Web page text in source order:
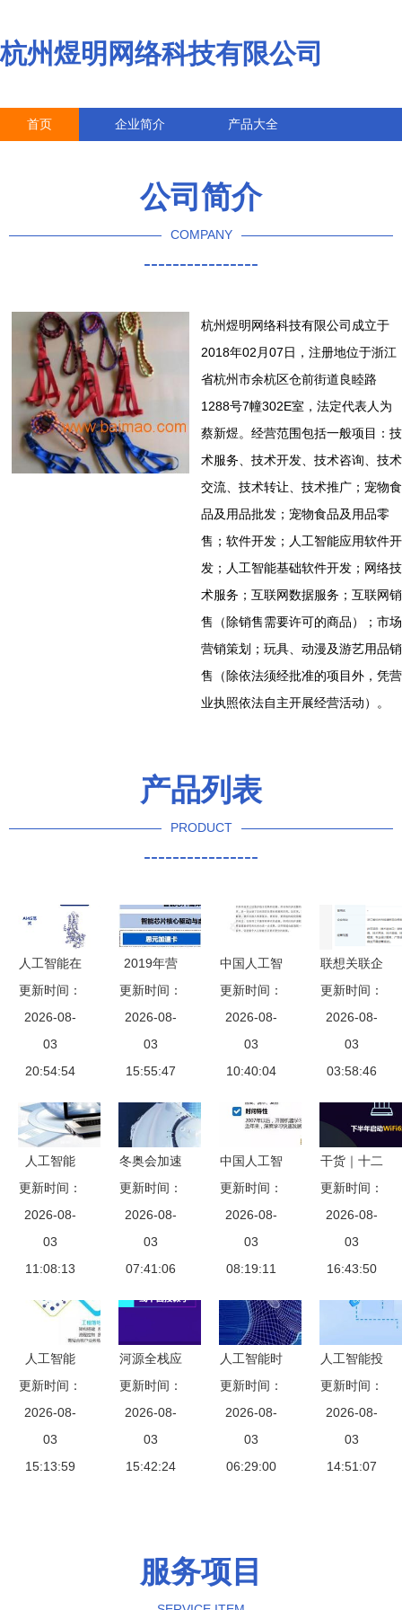
杭州煜明网络科技有限公司
首页 企业简介 产品大全
公司简介
COMPANY
----------------
杭州煜明网络科技有限公司成立于
2018年02月07日，注册地位于浙江
省杭州市余杭区仓前街道良睦路
1288号7幢302E室，法定代表人为
蔡新煜。经营范围包括一般项目：技
术服务、技术开发、技术咨询、技术
交流、技术转让、技术推广；宠物食
品及用品批发；宠物食品及用品零
售；软件开发；人工智能应用软件开
发；人工智能基础软件开发；网络技
术服务；互联网数据服务；互联网销
售（除销售需要许可的商品）；市场
营销策划；玩具、动漫及游艺用品销
售（除依法须经批准的项目外，凭营
业执照依法自主开展经营活动）。
产品列表
PRODUCT
----------------
人工智能在
产业中的应
用与生成式
智能的兴起
更新时间：
2026-08-
03
20:54:54
2019年营
收巨变 IPO
招股说明书
揭开寒武纪
神秘面纱
更新时间：
2026-08-
03
15:55:47
中国人工智
能开源软件
发展白皮书
2018 人工
智能应用软
荣与底层逻
更新时间：
2026-08-
03
10:40:04
联想关联企
业成立新公
司，深耕人
工智能领域
与系统集成
更新时间：
2026-08-
03
03:58:46
人工智能
2.0与人类
命运 从技
术共生到心
智觉醒的必
更新时间：
2026-08-
03
11:08:13
冬奥会加速
人工智能产
业落地 驱
动数字经济
纵深发展
更新时间：
2026-08-
03
07:41:06
中国人工智
能开源软件
发展白皮书
2018 及解
读ppt
更新时间：
2026-08-
03
08:19:11
干货｜十二
条读懂中国
移动5G发
展及产业政
策，多图详
应用软件开
发
更新时间：
2026-08-
03
16:43:50
人工智能
应用软件开
发的未来图
景与核心挑
战
更新时间：
2026-08-
03
15:13:59
河源全栈应
用开发培训
构建综合技
术能力，赋
能未来职业
更新时间：
2026-08-
03
15:42:24
人工智能时
代的教育革
新 从旅游
幼师思政实
训到软件开
更新时间：
2026-08-
03
06:29:00
人工智能投
资泡沫是否
出现？四问
人工智能应
用软件开发
更新时间：
2026-08-
03
14:51:07
服务项目